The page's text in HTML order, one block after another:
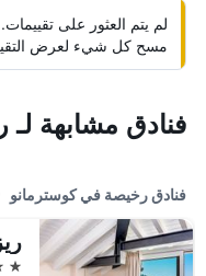
لم يتم العثور على
مسح كل شيء لعرض
فنادق مشابهة
فنادق رخيصة في كوسترمانو
3 نجوم